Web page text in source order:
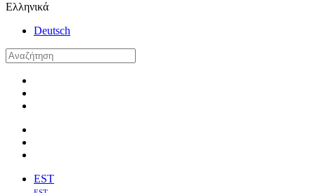
Ελληνικά
Deutsch
EST